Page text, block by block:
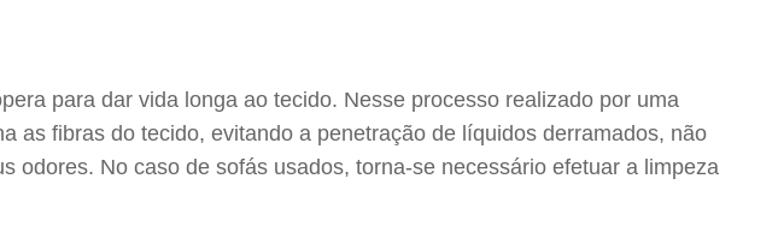
para dar vida longa ao tecido. Nesse processo realizado por uma
as fibras do tecido, evitando a penetração de líquidos derramados, não
odores. No caso de sofás usados, torna-se necessário efetuar a limpeza